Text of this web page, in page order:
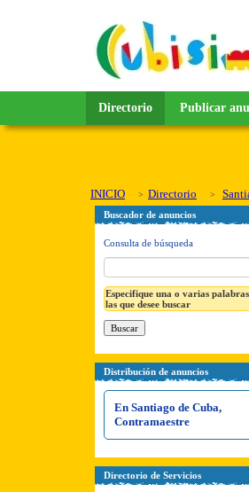
Directorio Publicar
INICIO Directorio
Buscador de anuncios
Consulta de búsqueda
Especifique una o varias
las que desee buscar
Distribución de anuncios
En Santiago de Cuba,
Contramaestre
Directorio de Servicios